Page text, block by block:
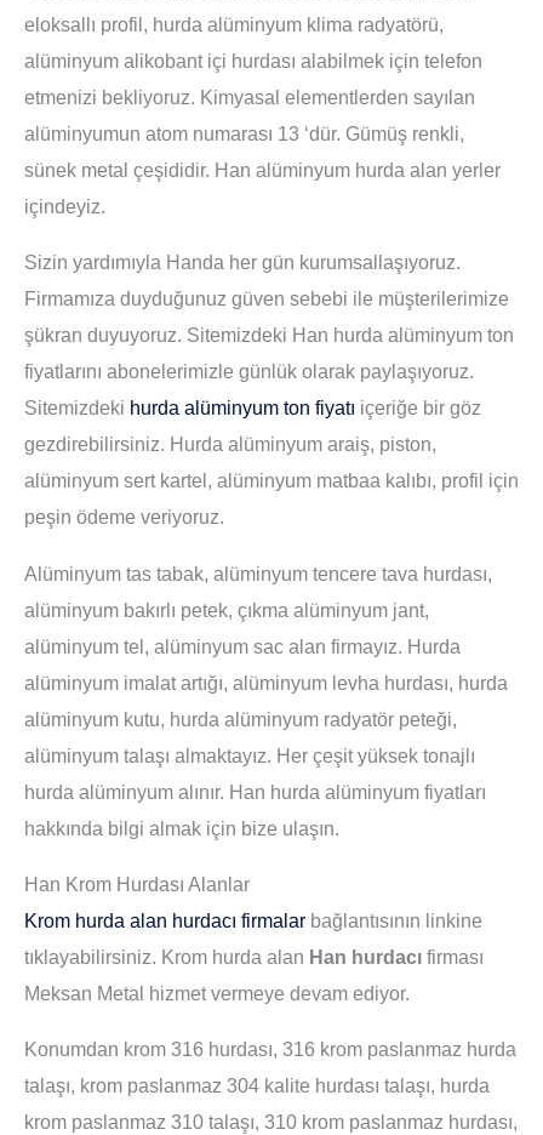
eloksallı profil, hurda alüminyum klima radyatörü,
alüminyum alikobant içi hurdası alabilmek için telefon
etmenizi bekliyoruz. Kimyasal elementlerden sayılan
alüminyumun atom numarası 13 ‘dür. Gümüş renkli,
sünek metal çeşididir. Han alüminyum hurda alan yerler
içindeyiz.
Sizin yardımıyla Handa her gün kurumsallaşıyoruz.
Firmamıza duyduğunuz güven sebebi ile müşterilerimize
şükran duyuyoruz. Sitemizdeki Han hurda alüminyum ton
fiyatlarını abonelerimizle günlük olarak paylaşıyoruz.
Sitemizdeki hurda alüminyum ton fiyatı içeriğe bir göz
gezdirebilirsiniz. Hurda alüminyum araiş, piston,
alüminyum sert kartel, alüminyum matbaa kalıbı, profil için
peşin ödeme veriyoruz.
Alüminyum tas tabak, alüminyum tencere tava hurdası,
alüminyum bakırlı petek, çıkma alüminyum jant,
alüminyum tel, alüminyum sac alan firmayız. Hurda
alüminyum imalat artığı, alüminyum levha hurdası, hurda
alüminyum kutu, hurda alüminyum radyatör peteği,
alüminyum talaşı almaktayız. Her çeşit yüksek tonajlı
hurda alüminyum alınır. Han hurda alüminyum fiyatları
hakkında bilgi almak için bize ulaşın.
Han Krom Hurdası Alanlar
Krom hurda alan hurdacı firmalar bağlantısının linkine
tıklayabilirsiniz. Krom hurda alan Han hurdacı firması
Meksan Metal hizmet vermeye devam ediyor.
Konumdan krom 316 hurdası, 316 krom paslanmaz hurda
talaşı, krom paslanmaz 304 kalite hurdası talaşı, hurda
krom paslanmaz 310 talaşı, 310 krom paslanmaz hurdası,